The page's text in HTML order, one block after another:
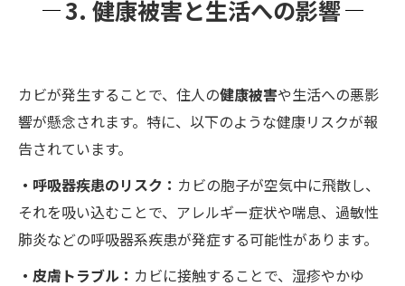
3. 健康被害と生活への影響
カビが発生することで、住人の健康被害や生活への悪影
響が懸念されます。特に、以下のような健康リスクが報
告されています。
・呼吸器疾患のリスク： カビの胞子が空気中に飛散し、
それを吸い込むことで、アレルギー症状や喘息、過敏性
肺炎などの呼吸器系疾患が発症する可能性があります。
・皮膚トラブル： カビに接触することで、湿疹やかゆ